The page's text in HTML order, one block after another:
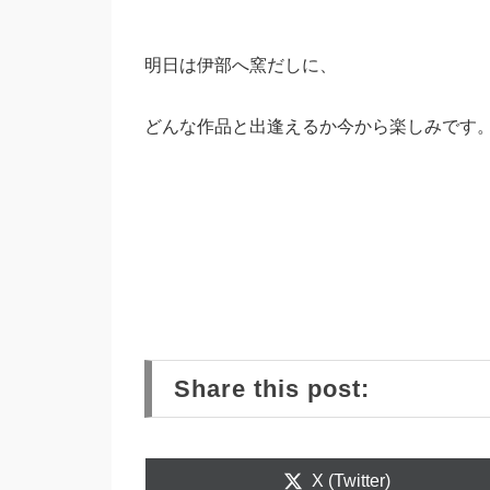
明日は伊部へ窯だしに、
どんな作品と出逢えるか今から楽しみです。
Share this post:
Share
X (Twitter)